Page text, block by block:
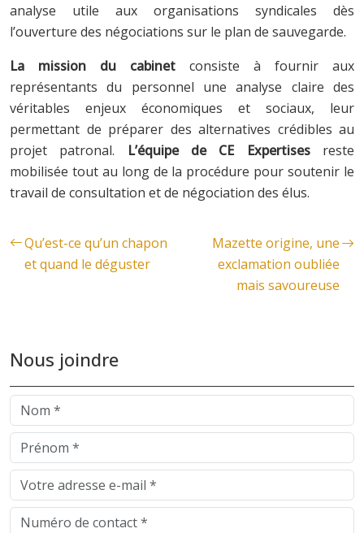
analyse utile aux organisations syndicales dès
l’ouverture des négociations sur le plan de sauvegarde.
La mission du cabinet consiste à fournir aux
représentants du personnel une analyse claire des
véritables enjeux économiques et sociaux, leur
permettant de préparer des alternatives crédibles au
projet patronal.
L’équipe de CE Expertisesreste
mobilisée tout au long de la procédure pour soutenir le
travail de consultation et de négociation des élus.
Qu’est-ce qu’un chapon
et quand le déguster
Mazette origine, une
exclamation oubliée
mais savoureuse
Nous joindre